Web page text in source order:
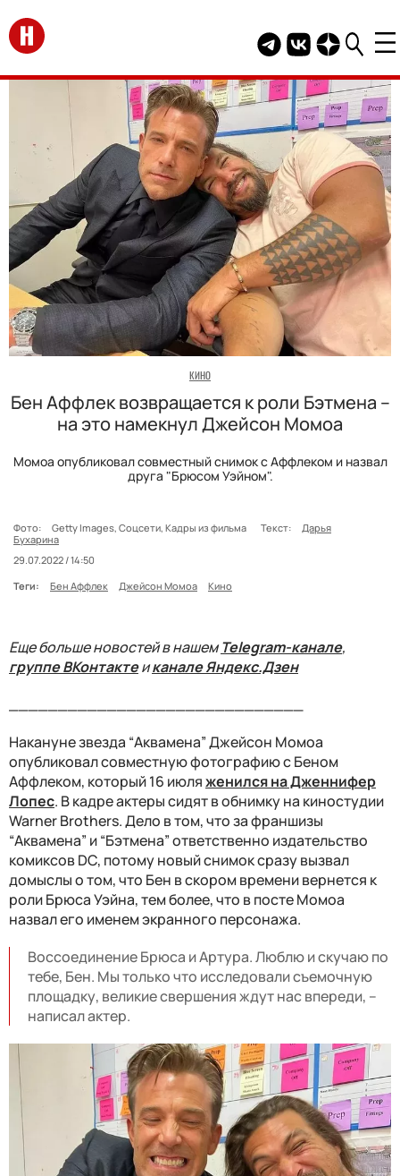
Перейти на главную
Telegram канал
Группа HELLO
Канал
КИНО
Бен Аффлек возвращается к роли Бэтмена –
на это намекнул Джейсон Момоа
Момоа опубликовал совместный снимок с Аффлеком и назвал
друга "Брюсом Уэйном".
Фото: Getty Images, Соцсети, Кадры из фильма Текст:
Дарья
Бухарина
29.07.2022 / 14:50
Теги:
Бен Аффлек Джейсон Момоа Кино
Еще больше новостей в нашемTelegram-канале,
группе ВКонтактеиканале Яндекс.Дзен
Накануне звезда “Аквамена” Джейсон Момоа
опубликовал совместную фотографию с Беном
Аффлеком, который 16 июляженился на Дженнифер
Лопес. В кадре актеры сидят в обнимку на киностудии
Warner Brothers. Дело в том, что за франшизы
“Аквамена” и “Бэтмена” ответственно издательство
комиксов DC, потому новый снимок сразу вызвал
домыслы о том, что Бен в скором времени вернется к
роли Брюса Уэйна, тем более, что в посте Момоа
назвал его именем экранного персонажа.
Воссоединение Брюса и Артура. Люблю и скучаю по
тебе, Бен. Мы только что исследовали съемочную
площадку, великие свершения ждут нас впереди, –
написал актер.